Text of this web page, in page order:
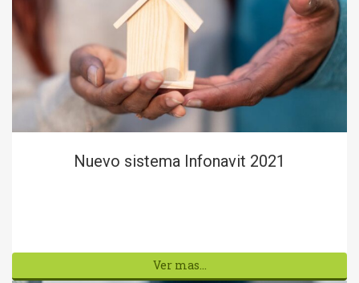
Nuevo sistema Infonavit 2021
Ver mas...